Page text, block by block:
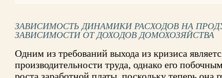
ЗАВИСИМОСТЬ ДИНАМИКИ РАСХОДОВ НА
ЗАВИСИМОСТИ ОТ ДОХОДОВ ДОМОХОЗЯЙСТВА
Одним из требований выхода из кризиса
производительности труда, однако его